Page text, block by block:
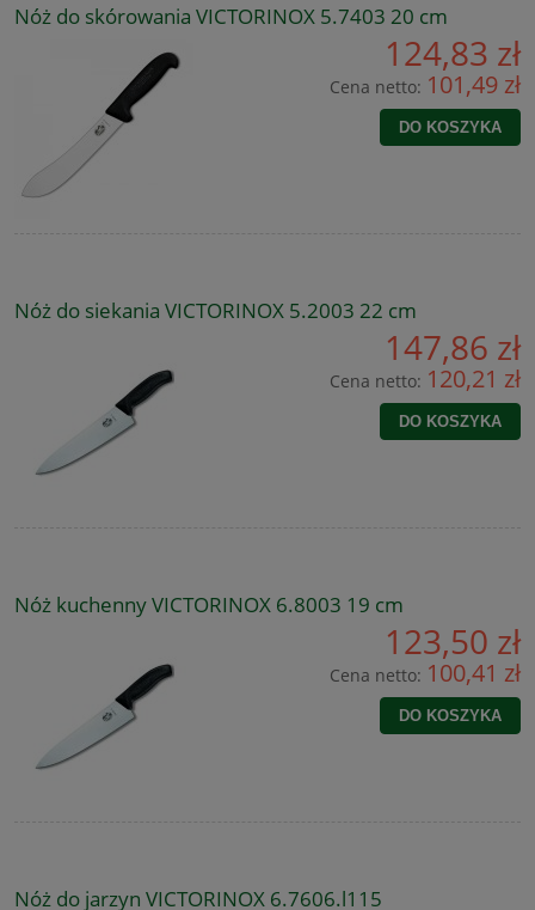
Nóż do skórowania VICTORINOX 5.7403 20 cm
124,83 zł
Cena netto: 101,49 zł
DO KOSZYKA
Nóż do siekania VICTORINOX 5.2003 22 cm
147,86 zł
Cena netto: 120,21 zł
DO KOSZYKA
Nóż kuchenny VICTORINOX 6.8003 19 cm
123,50 zł
Cena netto: 100,41 zł
DO KOSZYKA
Nóż do jarzyn VICTORINOX 6.7606.l115